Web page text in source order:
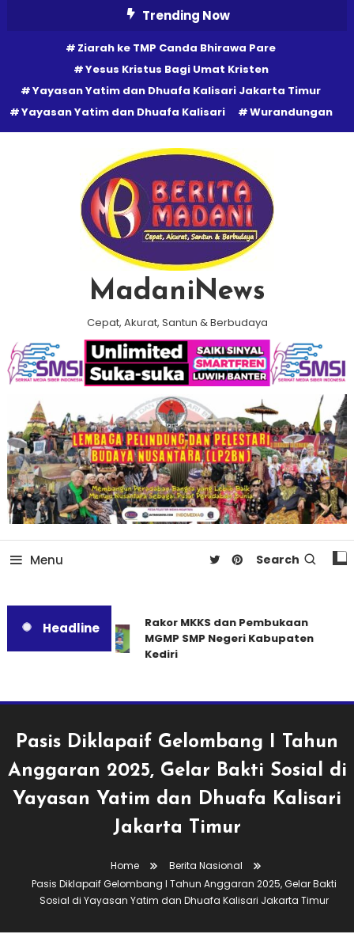
Trending Now
Ziarah ke TMP Canda Bhirawa Pare
Yesus Kristus Bagi Umat Kristen
Yayasan Yatim dan Dhuafa Kalisari Jakarta Timur
Yayasan Yatim dan Dhuafa Kalisari
Wurandungan
MadaniNews
Cepat, Akurat, Santun & Berbudaya
Menu Search
Headline
Rakor MKKS dan Pembukaan
MGMP SMP Negeri Kabupaten
Kediri
Pasis Diklapaif Gelombang I Tahun
Anggaran 2025, Gelar Bakti Sosial di
Yayasan Yatim dan Dhuafa Kalisari
Jakarta Timur
Home
Berita Nasional
Pasis Diklapaif Gelombang I Tahun Anggaran 2025, Gelar Bakti
Sosial di Yayasan Yatim dan Dhuafa Kalisari Jakarta Timur